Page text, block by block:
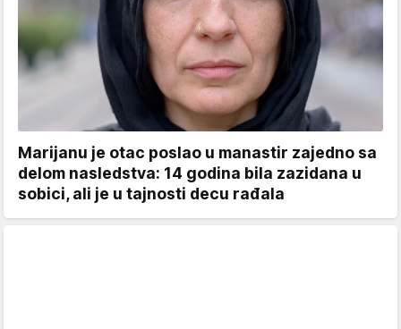
Marijanu je otac poslao u manastir zajedno sa
delom nasledstva: 14 godina bila zazidana u
sobici, ali je u tajnosti decu rađala